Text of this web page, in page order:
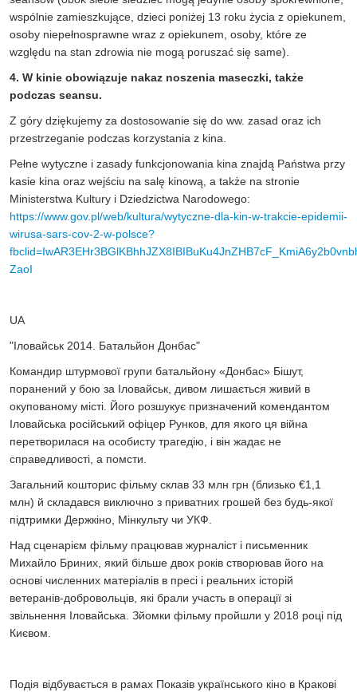
wspólnie zamieszkujące, dzieci poniżej 13 roku życia z opiekunem,
osoby niepełnosprawne wraz z opiekunem, osoby, które ze
względu na stan zdrowia nie mogą poruszać się same).
4. W kinie obowiązuje nakaz noszenia maseczki, także
podczas seansu.
Z góry dziękujemy za dostosowanie się do ww. zasad oraz ich
przestrzeganie podczas korzystania z kina.
Pełne wytyczne i zasady funkcjonowania kina znajdą Państwa przy
kasie kina oraz wejściu na salę kinową, a także na stronie
Ministerstwa Kultury i Dziedzictwa Narodowego:
https://www.gov.pl/web/kultura/wytyczne-dla-kin-w-trakcie-epidemii-
wirusa-sars-cov-2-w-polsce?
ZaoI
UA
"Іловайськ 2014. Батальйон Донбас"
Командир штурмової групи батальйону «Донбас» Бішут,
поранений у бою за Іловайськ, дивом лишається живий в
окупованому місті. Його розшукує призначений комендантом
Іловайська російський офіцер Рунков, для якого ця війна
перетворилася на особисту трагедію, і він жадає не
справедливості, а помсти.
Загальний кошторис фільму склав 33 млн грн (близько €1,1
млн) й складався виключно з приватних грошей без будь-якої
підтримки Держкіно, Мінкульту чи УКФ.
Над сценарієм фільму працював журналіст і письменник
Михайло Бриних, який більше двох років створював його на
основі численних матеріалів в пресі і реальних історій
ветеранів-добровольців, які брали участь в операції зі
звільнення Іловайська. Зйомки фільму пройшли у 2018 році під
Києвом.
Подія відбувається в рамах Показів українського кіно в Кракові